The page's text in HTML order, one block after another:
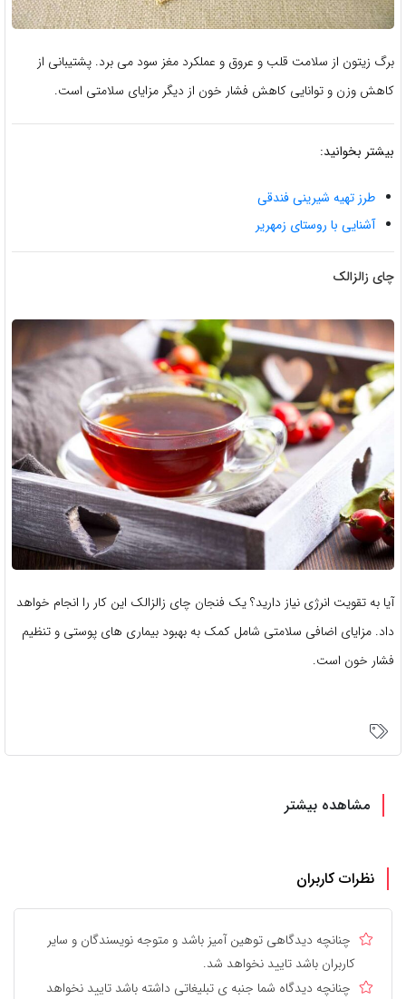
برگ زیتون از سلامت قلب و عروق و عملکرد مغز سود می برد. پشتیبانی از
کاهش وزن و توانایی کاهش فشار خون از دیگر مزایای سلامتی است.
بیشتر بخوانید:
طرز تهیه شیرینی فندقی
آشنایی با روستای زمهریر
چای زالزالک
آیا به تقویت انرژی نیاز دارید؟ یک فنجان چای زالزالک این کار را انجام خواهد
داد. مزایای اضافی سلامتی شامل کمک به بهبود بیماری های پوستی و تنظیم
فشار خون است.
مشاهده بیشتر
نظرات کاربران
چنانچه دیدگاهی توهین آمیز باشد و متوجه نویسندگان و سایر
کاربران باشد تایید نخواهد شد.
چنانچه دیدگاه شما جنبه ی تبلیغاتی داشته باشد تایید نخواهد